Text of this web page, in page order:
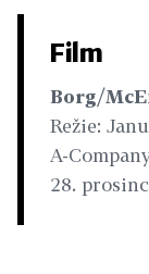
Film
Borg/
Režie:
A-
28.